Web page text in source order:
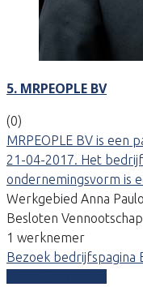
5. MRPEOPLE BV
(0)
MRPEOPLE BV is een
21-04-2017. Het
ondernemingsvorm is
Werkgebied Anna
Besloten Vennootschap
1 werknemer
Bezoek bedrijfspagina